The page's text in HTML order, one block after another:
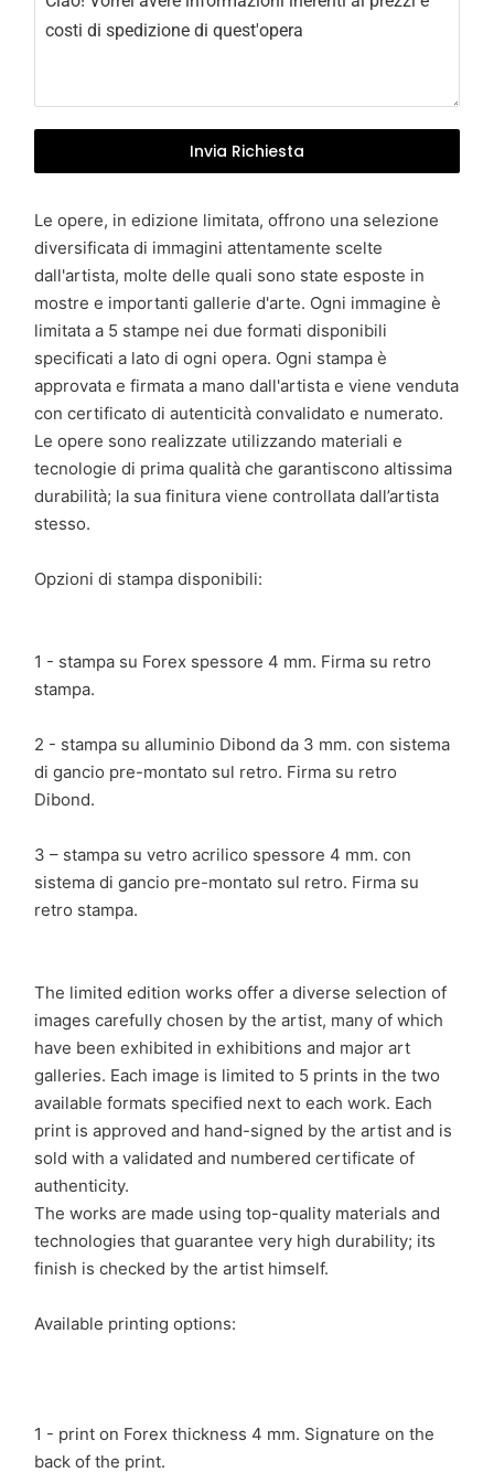
9
Invia Richiesta
Le opere, in edizione limitata, offrono una selezione
diversificata di immagini attentamente scelte
dall'artista, molte delle quali sono state esposte in
mostre e importanti gallerie d'arte. Ogni immagine è
limitata a 5 stampe nei due formati disponibili
specificati a lato di ogni opera. Ogni stampa è
approvata e firmata a mano dall'artista e viene venduta
con certificato di autenticità convalidato e numerato.
Le opere sono realizzate utilizzando materiali e
tecnologie di prima qualità che garantiscono altissima
durabilità; la sua finitura viene controllata dall’artista
stesso.
Opzioni di stampa disponibili:
1 - stampa su Forex spessore 4 mm. Firma su retro
stampa.
2 - stampa su alluminio Dibond da 3 mm. con sistema
di gancio pre-montato sul retro. Firma su retro
Dibond.
3 – stampa su vetro acrilico spessore 4 mm. con
sistema di gancio pre-montato sul retro. Firma su
retro stampa.
The limited edition works offer a diverse selection of
images carefully chosen by the artist, many of which
have been exhibited in exhibitions and major art
galleries. Each image is limited to 5 prints in the two
available formats specified next to each work. Each
print is approved and hand-signed by the artist and is
sold with a validated and numbered certificate of
authenticity.
The works are made using top-quality materials and
technologies that guarantee very high durability; its
finish is checked by the artist himself.
Available printing options:
1 - print on Forex thickness 4 mm. Signature on the
back of the print.